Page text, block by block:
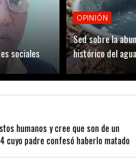
sociales
OPINIÓN
Sed sobre la
histórico del
humanos y cree que son de un
cuyo padre confesó haberlo matado